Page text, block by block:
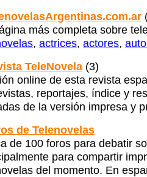
más completa sobre
, actrices, actores,
TeleNovela (3)
online de esta revista
reportajes, índice y
de la versión impresa y
de Telenovelas
de 100 foros para debatir
para compartir
del momento. En